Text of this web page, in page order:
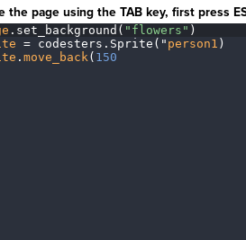
the page using the TAB key, first press
. set_background( "flowers" )
=· codesters . Sprite( " person1 )
. move_back( 150